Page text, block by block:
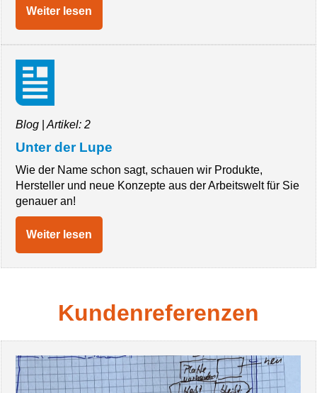
Weiter lesen
Blog Artikel: 2
Unter der Lupe
Wie der Name schon sagt, schauen wir Produkte,
Hersteller und neue Konzepte aus der Arbeitswelt für Sie
genauer an!
Weiter lesen
Kundenreferenzen